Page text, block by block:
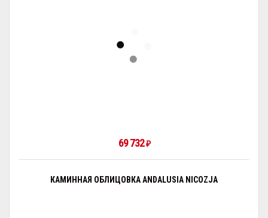
69 732₽
КАМИННАЯ ОБЛИЦОВКА ANDALUSIA NICOZJA